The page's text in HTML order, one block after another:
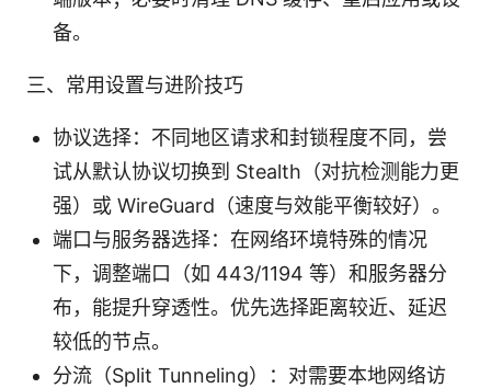
备。
三、常用设置与进阶技巧
协议选择：不同地区请求和封锁程度不同，尝
试从默认协议切换到 Stealth（对抗检测能力更
强）或 WireGuard（速度与效能平衡较好）。
端口与服务器选择：在网络环境特殊的情况
下，调整端口（如 443/1194 等）和服务器分
布，能提升穿透性。优先选择距离较近、延迟
较低的节点。
分流（Split Tunneling）：对需要本地网络访